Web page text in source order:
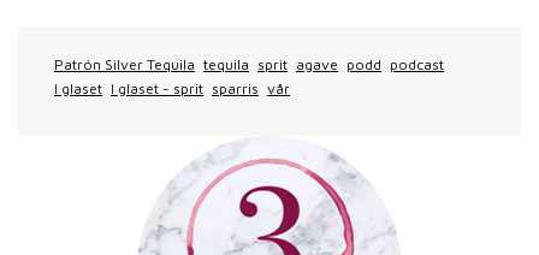
Patrón Silver Tequila tequila sprit agave podd podcast
I glaset I glaset - sprit sparris vår